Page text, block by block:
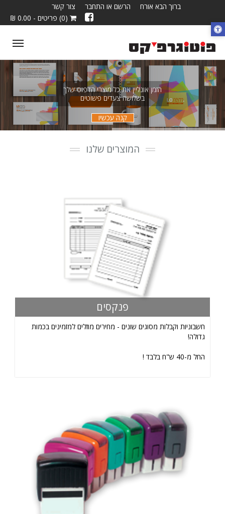
ברוך הבא אורח הרשם או התחבר
צור קשר
(0) פריטים - 0.00 ₪
הזמן אונליין את כל מוצרי הדפוס שלך
בשלושה צעדים פשוטים
קנה עכשיו
המוצרים שלנו
פנקסים
חשבוניות וקבלות מסוגים שונים - מחירים מוזלים למזמינים בכמות
גדולה!
החל מ-40 ש"ח בלבד !